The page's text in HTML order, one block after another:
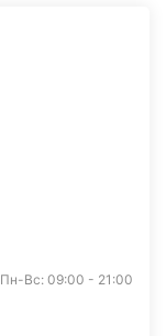
Пн-Вс: 09:00 - 21:00